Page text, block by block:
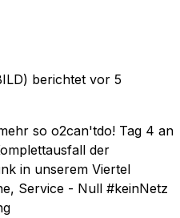
berichtet vor 5
so o2can'tdo! Tag 4 an
der
in unserem Viertel
Service - Null #keinNetz